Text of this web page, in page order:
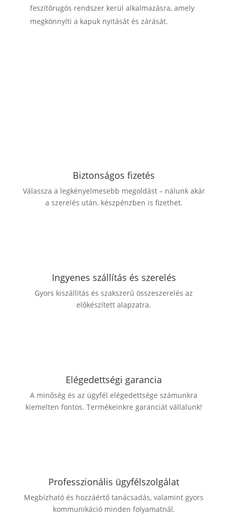
feszítőrugós rendszer kerül alkalmazásra, amely
megkönnyíti a kapuk nyitását és zárását.
Biztonságos fizetés
Válassza a legkényelmesebb megoldást – nálunk akár
a szerelés után, készpénzben is fizethet.
Ingyenes szállítás és szerelés
Gyors kiszállítás és szakszerű összeszerelés az
előkészített alapzatra.
Elégedettségi garancia
A minőség és az ügyfél elégedettsége számunkra
kiemelten fontos. Termékeinkre garanciát vállalunk!
Professzionális ügyfélszolgálat
Megbízható és hozzáértő tanácsadás, valamint gyors
kommunikáció minden folyamatnál.